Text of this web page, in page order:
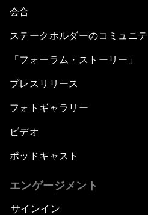
Northern Lights: A Nordic
Security Outlook for the
Bridging the Gender Divide
Pioneering the Sharing
Co-Chair Roundtable:
Reform
会合
ステークホルダーのコミュニ
「フォーラム・ストーリー」
プレスリリース
フォトギャラリー
ビデオ
ポッドキャスト
エンゲージメント
サインイン